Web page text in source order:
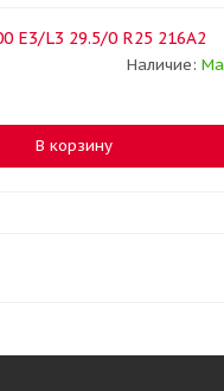
E3/L3 29.5/0 R25 216A2
Наличие:
В корзину